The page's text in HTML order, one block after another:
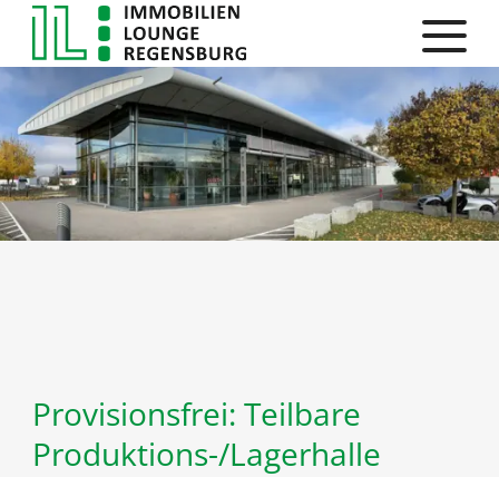
Provisionsfrei: Teilbare
Produktions-/Lagerhalle